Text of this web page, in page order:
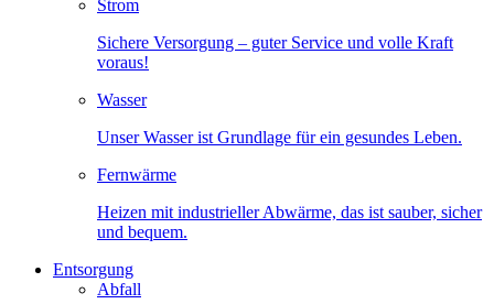
Strom
Sichere Versorgung – guter Service und volle Kraft
voraus!
Wasser
Unser Wasser ist Grundlage für ein gesundes Leben.
Fernwärme
Heizen mit industrieller Abwärme, das ist sauber, sicher
und bequem.
Entsorgung
Abfall